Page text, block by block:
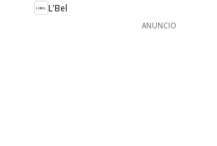
L'Bel
ANUNCIO